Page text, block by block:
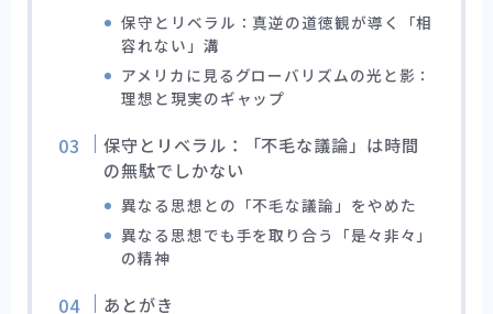
保守とリベラル：真逆の道徳観が導く「相
容れない」溝
アメリカに見るグローバリズムの光と影：
理想と現実のギャップ
保守とリベラル：「不毛な議論」は時間
の無駄でしかない
異なる思想との「不毛な議論」をやめた
異なる思想でも手を取り合う「是々非々」
の精神
あとがき